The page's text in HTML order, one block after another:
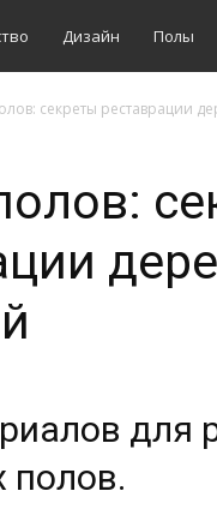
Дизайн Полы
секреты реставрации
для
полов.